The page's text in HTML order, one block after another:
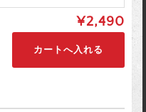
¥2,490